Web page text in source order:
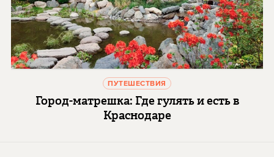
ПУТЕШЕСТВИЯ
Город-матрешка: Где гулять и есть в
Краснодаре